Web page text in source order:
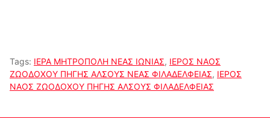
Tags: ΙΕΡΑ ΜΗΤΡΟΠΟΛΗ ΝΕΑΣ ΙΩΝΙΑΣ, ΙΕΡΟΣ ΝΑΟΣ
ΖΩΟΔΟΧΟΥ ΠΗΓΗΣ ΑΛΣΟΥΣ ΝΕΑΣ ΦΙΛΑΔΕΛΦΕΙΑΣ, ΙΕΡΟΣ
ΝΑΟΣ ΖΩΟΔΟΧΟΥ ΠΗΓΗΣ ΑΛΣΟΥΣ ΦΙΛΑΔΕΛΦΕΙΑΣ